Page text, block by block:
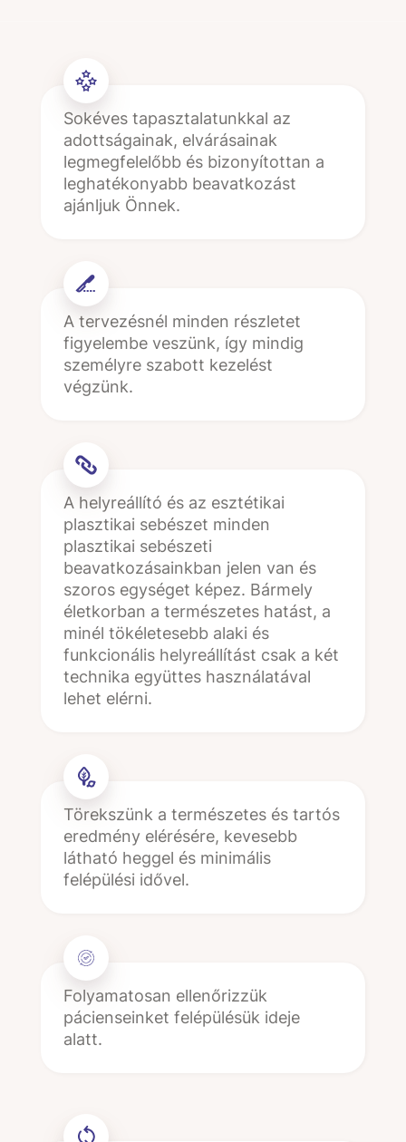
Sokéves tapasztalatunkkal az
adottságainak, elvárásainak
legmegfelelőbb és bizonyítottan a
leghatékonyabb beavatkozást
ajánljuk Önnek.
A tervezésnél minden részletet
figyelembe veszünk, így mindig
személyre szabott kezelést
végzünk.
A helyreállító és az esztétikai
plasztikai sebészet minden
plasztikai sebészeti
beavatkozásainkban jelen van és
szoros egységet képez. Bármely
életkorban a természetes hatást, a
minél tökéletesebb alaki és
funkcionális helyreállítást csak a két
technika együttes használatával
lehet elérni.
Törekszünk a természetes és tartós
eredmény elérésére, kevesebb
látható heggel és minimális
felépülési idővel.
Folyamatosan ellenőrizzük
pácienseinket felépülésük ideje
alatt.